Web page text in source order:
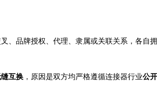
、品牌授权、代理、隶属或关联关系，各自
互换 ，原因是双方均严格遵循连接器行业公